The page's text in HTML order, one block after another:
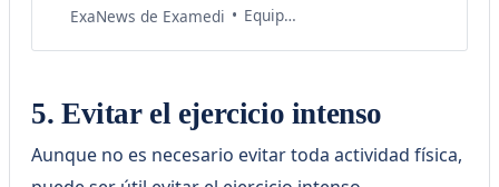
formar anticuerpos y disminuir el
ExaNews de Examedi Equipo de Salud Examedi
5. Evitar el ejercicio intenso
Aunque no es necesario evitar toda actividad física,